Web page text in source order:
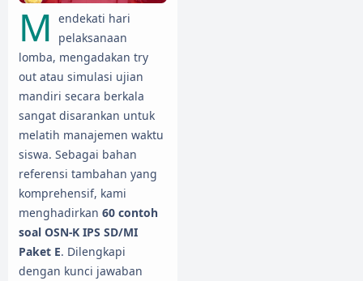
M endekati hari
pelaksanaan
lomba, mengadakan try
out atau simulasi ujian
mandiri secara berkala
sangat disarankan untuk
melatih manajemen waktu
siswa. Sebagai bahan
referensi tambahan yang
komprehensif, kami
menghadirkan 60 contoh
soal OSN-K IPS SD/MI
Paket E. Dilengkapi
dengan kunci jawaban